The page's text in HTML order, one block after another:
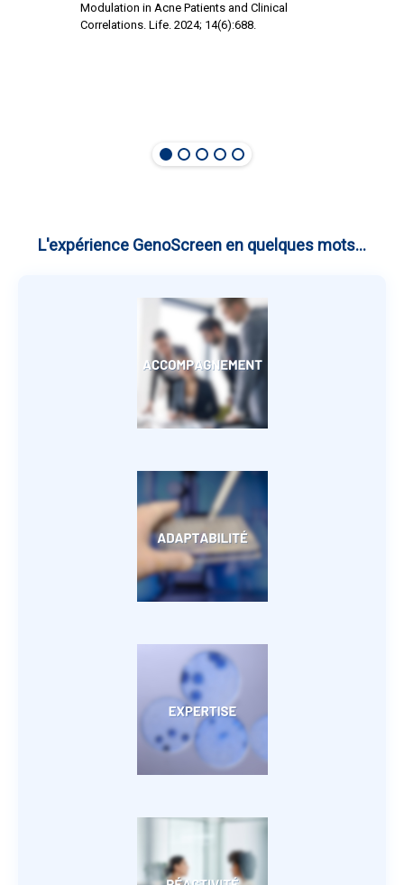
Modulation in Acne Patients and Clinical
Correlations. Life. 2024; 14(6):688.
L'expérience GenoScreen en quelques mots...